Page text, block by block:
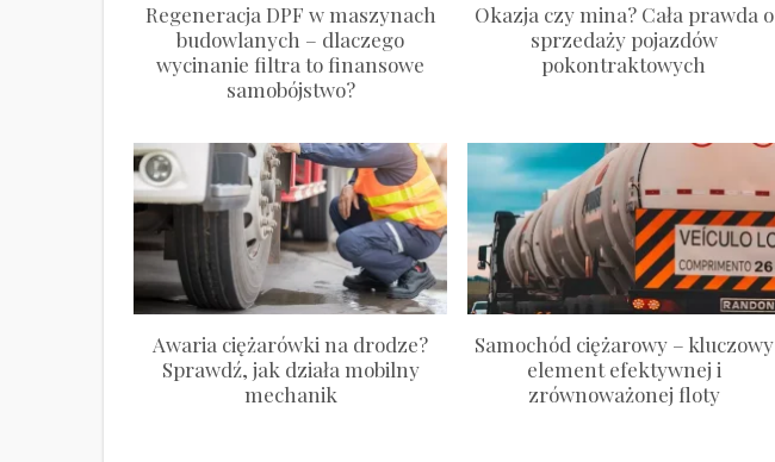
Regeneracja DPF w maszynach
budowlanych – dlaczego
wycinanie filtra to finansowe
samobójstwo?
Okazja czy mina? Cała prawda o
sprzedaży pojazdów
pokontraktowych
Awaria ciężarówki na drodze?
Sprawdź, jak działa mobilny
mechanik
Samochód ciężarowy – kluczowy
element efektywnej i
zrównoważonej floty